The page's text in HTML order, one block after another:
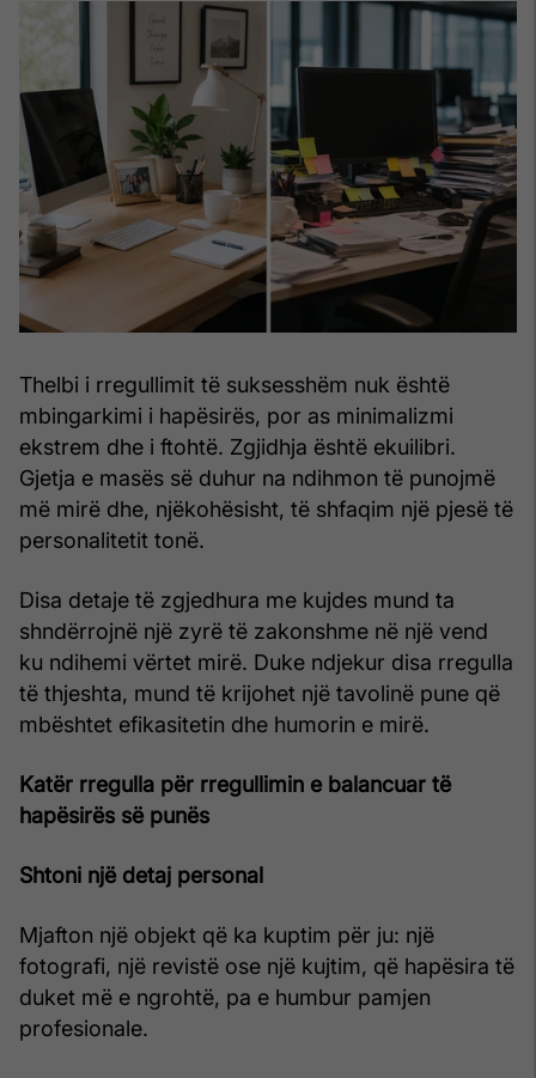
Thelbi i rregullimit të suksesshëm nuk është
mbingarkimi i hapësirës, por as minimalizmi
ekstrem dhe i ftohtë. Zgjidhja është ekuilibri.
Gjetja e masës së duhur na ndihmon të punojmë
më mirë dhe, njëkohësisht, të shfaqim një pjesë të
personalitetit tonë.
Disa detaje të zgjedhura me kujdes mund ta
shndërrojnë një zyrë të zakonshme në një vend
ku ndihemi vërtet mirë. Duke ndjekur disa rregulla
të thjeshta, mund të krijohet një tavolinë pune që
mbështet efikasitetin dhe humorin e mirë.
Katër rregulla për rregullimin e balancuar të
hapësirës së punës
Shtoni një detaj personal
Mjafton një objekt që ka kuptim për ju: një
fotografi, një revistë ose një kujtim, që hapësira të
duket më e ngrohtë, pa e humbur pamjen
profesionale.